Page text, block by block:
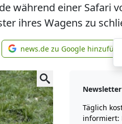
während einer Safari
ihres Wagens zu
news.de zu
news.de zu Google
Täglich
informiert: